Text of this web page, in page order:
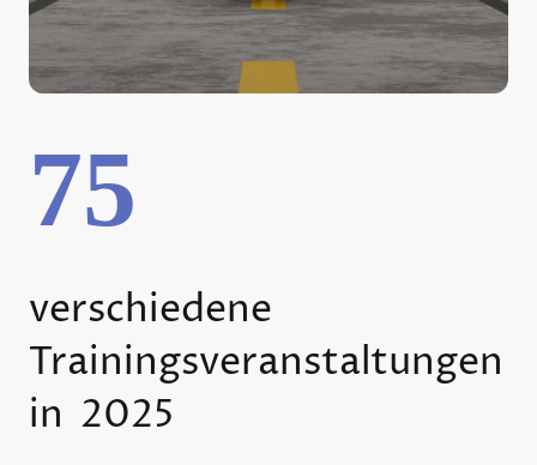
75
verschiedene
Trainingsveranstaltungen
in 2025